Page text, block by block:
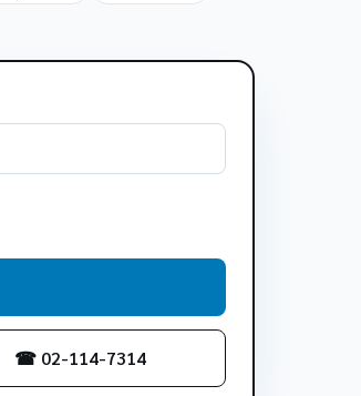
☎ 02-114-7314